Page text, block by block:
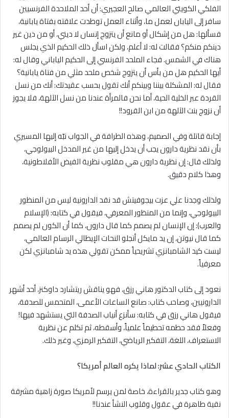
الفلكي الكويتي العالمي صالح العجيري: أن أحد الملاحدة الفرنسيين
سافر إلى اليابان لعمل ما، وأثناء العمل توطدت علاقته بفتاة يابانية،
فسألها: هل من إشكال أو مانع أن يتزوج إنسان لا ديني، أو من دين غير
دينكم منكم؟ فقالت له: لا أعلم، ولكن اسأل ذلك الحكيم الذي يجلس
هناك في الشمس. فجاء الملحد الفرنسي إلى الحكيم الياباني وقال له:
أيها الحكيم هل من بأس أن يتزوج شخص ملحد مثلي من فتاة يابانية؟
فقال له: المشكلة بيننا وبينكم أنك تقول بحسب عقيدتك: أنك من نسل
القردة عبر الخلية الحية، أما نحن فالمرأة عندنا من نسل الآلهة، فلا يجوز
أن نزوج بنت الآلهة من ابن القرود!!
إجابة قاتلة وفي الصميم، وهذه الطرافة في الجواب نبّه إليها المسيري
بأن نقد نظرية دارون يجب أن يدخل إليها من غير المدخل البيولوجي،
ولذلك قال: إن نظرية دارون هي مقلوب نظرية الفيض الأفلاطونية،
وهذا كلام دقيق.
ولذلك وجدنا علي عزت بيجوفيتش قد نقد الدارونية ليس من المنظور
البيولوجي، وإنما من المنظور المعرفي، فيقول في كتابه: (الإسلام
والعرب): إن الإنسان لم يصمم كما قال دارون، كما أن الكون لم يصمم
كما قال نيوتن، إن يد مايكل أنجلو النحات الإيطالي الرسام العالمي،
ليست كيد الشامبانزي تشريحياً ممكن تقولي هذه يد شامبانزي لكن
معرفياً.
نعود إلى كتاب الدكتور هاني رزق، فهو يناقش ريتشارد داوكنز، أحد أشهر
الدارونيين، وصاحب كتاب: صانع الساعات الأعمى، المتحمس للصدفة،
فيقول هاني رزق في كتابه: سأنزع أنياب الصدفة التي يستشهد فيها!
وفعلاً فقد حطمه تحطيماً علمياً، وأسقطه، ثم تكلم عن نظرية
الاستعراف، اللغة، التفكير الرياضي، التفكير الرمزي، وغير ذلك.
الكتاب الحادي عشر: لماذا يكره العالم أمريكا؟
وهو كتاب جدير بالقراءة، خاصة لمن يرسم لأمريكا صورة زاهية مشرقة
نقية طاهرة في عقول وقلوب النشأ عندنا!!